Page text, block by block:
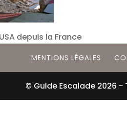
depuis la France
MENTIONS LÉGALES
© Guide Escalade 2026 -